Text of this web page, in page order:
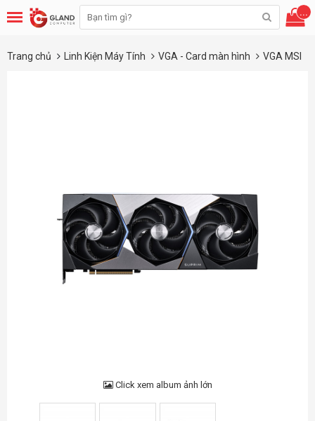
...
Trang chủ Linh Kiện Máy Tính VGA - Card màn hình VGA MSI
Click xem album ảnh lớn